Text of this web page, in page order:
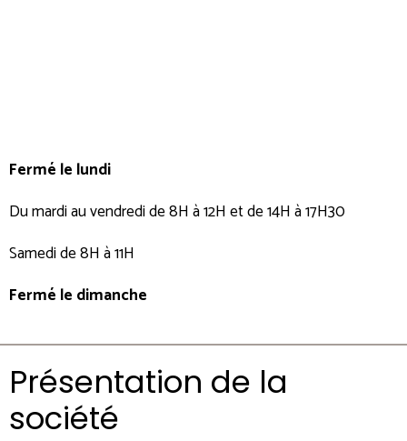
Fermé le lundi
Du mardi au vendredi de 8H à 12H et de 14H à 17H30
Samedi de 8H à 11H
Fermé le dimanche
Présentation de la
société